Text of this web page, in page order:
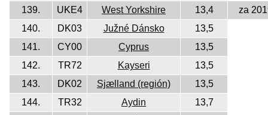
139.
UKE4 West Yorkshire 13,4
za
140.
DK03 Južné Dánsko
13,5
141.
CY00 Cyprus
13,5
142.
TR72 Kayseri
13,5
143.
DK02 Sjælland (región)
13,5
144.
TR32 Aydin 13,7